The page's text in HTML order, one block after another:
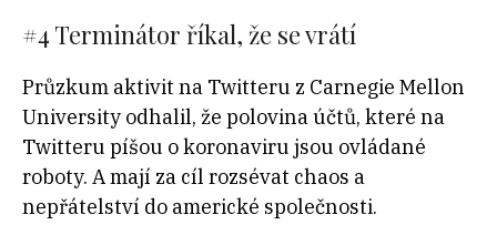
#4 Terminátor říkal, že se vrátí
Průzkum aktivit na Twitteru z Carnegie Mellon
University odhalil, že polovina účtů, které na
Twitteru píšou o koronaviru jsou ovládané
roboty. A mají za cíl rozsévat chaos a
nepřátelství do americké společnosti.